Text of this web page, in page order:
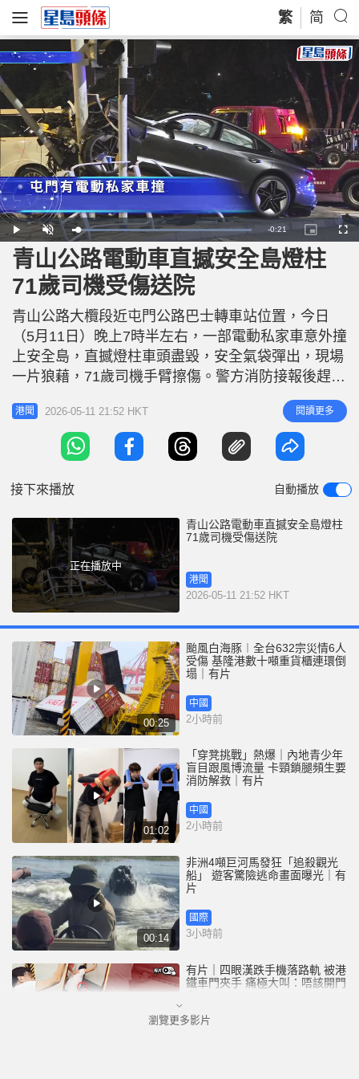
繁 简
P
l
a
y
U
n
t
e
L
o
a
d
e
:
1
0
.
0
0
%
R
e
n
i
e
-0:21
P
i
c
t
u
-
P
i
c
t
e
F
u
青山公路電動車直撼安全島燈柱
71歲司機受傷送院
青山公路大欖段近屯門公路巴士轉車站位置，今日
（5月11日）晚上7時半左右，一部電動私家車意外撞
上安全島，直撼燈柱車頭盡毀，安全氣袋彈出，現場
一片狼藉，71歲司機手臂擦傷。警方消防接報後趕至
救援並指揮交通，其後司機送屯門醫院治理，拖車亦
到場將私家車拖走，意外原因仍在調查。
港聞 2026-05-11 21:52 HKT 閱讀更多
接下來播放 自動播放
正在播放中
青山公路電動車直撼安全島燈柱
71歲司機受傷送院
港聞
2026-05-11 21:52 HKT
00:25
颱風白海豚︱全台632宗災情6人
受傷 基隆港數十噸重貨櫃連環倒
塌｜有片
中國
2小時前
01:02
「穿凳挑戰」熱爆｜內地青少年
盲目跟風博流量 卡頸鎖腿頻生要
消防解救｜有片
中國
2小時前
00:14
非洲4噸巨河馬發狂「追殺觀光
船」 遊客驚險逃命畫面曝光｜有
片
國際
3小時前
有片｜四眼漢跌手機落路軌 被港
鐵車門夾手 痛極大叫：唔該開門
港聞
瀏覽更多影片